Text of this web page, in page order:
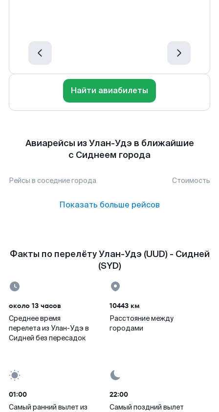
Найти авиабилеты
Авиарейсы из Улан-Удэ в ближайшие
с Сиднеем города
Рейсы в соседние города Стоимость
Показать больше рейсов
Факты по перелёту Улан-Удэ (UUD) - Сидней
(SYD)
около 13 часов
Среднее время
перелета из Улан-Удэ в
Сидней без пересадок
10443 км
Расстояние между
городами
01:00
Самый ранний вылет из
22:00
Самый поздний вылет